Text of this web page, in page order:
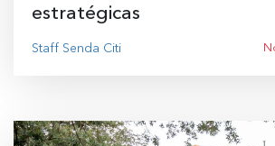
estratégicas
Staff Senda Citi